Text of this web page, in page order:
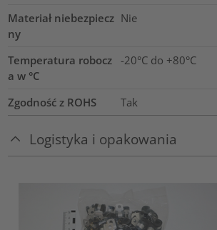
Materiał niebezpiecz
ny
Nie
Temperatura robocz
a w °C
-20°C do +80°C
Zgodność z ROHS Tak
Logistyka i opakowania